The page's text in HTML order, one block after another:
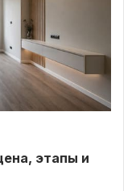
этапы и